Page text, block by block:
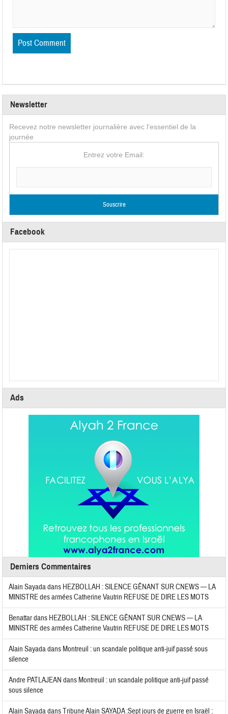
Newsletter
Recevez notre newsletter journalière avec l'essentiel de la
journée
Entrez votre Email:
Facebook
Ads
Derniers Commentaires
Alain Sayadadans HEZBOLLAH : SILENCE GÊNANT SUR CNEWS — LA
MINISTRE des armées Catherine Vautrin REFUSE DE DIRE LES MOTS
Benattardans HEZBOLLAH : SILENCE GÊNANT SUR CNEWS — LA
MINISTRE des armées Catherine Vautrin REFUSE DE DIRE LES MOTS
Alain Sayadadans Montreuil : un scandale politique anti-juif passé sous
silence
Andre PATLAJEAN dans Montreuil : un scandale politique anti-juif passé
sous silence
Alain SayadadansTribune Alain SAYADA :Sept jours de guerre en Israël :